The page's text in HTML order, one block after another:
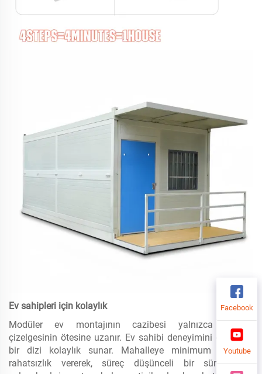
Ev sahipleri için kolaylık
Modüler ev montajının cazibesi yalnızca zaman
çizelgesinin ötesine uzanır. Ev sahibi deneyimini geliştiren
bir dizi kolaylık sunar. Mahalleye minimum düzeyde
rahatsızlık vererek, süreç düşünceli bir süreçtir ve
Facebook
Youtube